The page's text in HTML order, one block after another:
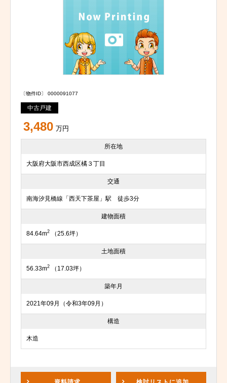
〔物件ID〕 0000091077
中古戸建
3,480 万円
所在地
大阪府大阪市西成区橘３丁目
交通
南海汐見橋線「西天下茶屋」駅 徒歩3分
建物面積
84.64m2 （25.6坪）
土地面積
56.33m2 （17.03坪）
築年月
2021年09月（令和3年09月）
構造
木造